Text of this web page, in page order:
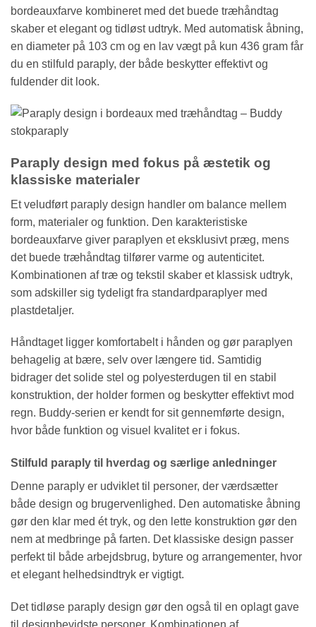
bordeauxfarve kombineret med det buede træhåndtag
skaber et elegant og tidløst udtryk. Med automatisk åbning,
en diameter på 103 cm og en lav vægt på kun 436 gram får
du en stilfuld paraply, der både beskytter effektivt og
fuldender dit look.
Paraply design med fokus på æstetik og
klassiske materialer
Et veludført paraply design handler om balance mellem
form, materialer og funktion. Den karakteristiske
bordeauxfarve giver paraplyen et eksklusivt præg, mens
det buede træhåndtag tilfører varme og autenticitet.
Kombinationen af træ og tekstil skaber et klassisk udtryk,
som adskiller sig tydeligt fra standardparaplyer med
plastdetaljer.
Håndtaget ligger komfortabelt i hånden og gør paraplyen
behagelig at bære, selv over længere tid. Samtidig
bidrager det solide stel og polyesterdugen til en stabil
konstruktion, der holder formen og beskytter effektivt mod
regn. Buddy-serien er kendt for sit gennemførte design,
hvor både funktion og visuel kvalitet er i fokus.
Stilfuld paraply til hverdag og særlige anledninger
Denne paraply er udviklet til personer, der værdsætter
både design og brugervenlighed. Den automatiske åbning
gør den klar med ét tryk, og den lette konstruktion gør den
nem at medbringe på farten. Det klassiske design passer
perfekt til både arbejdsbrug, byture og arrangementer, hvor
et elegant helhedsindtryk er vigtigt.
Det tidløse paraply design gør den også til en oplagt gave
til designbevidste personer. Kombinationen af